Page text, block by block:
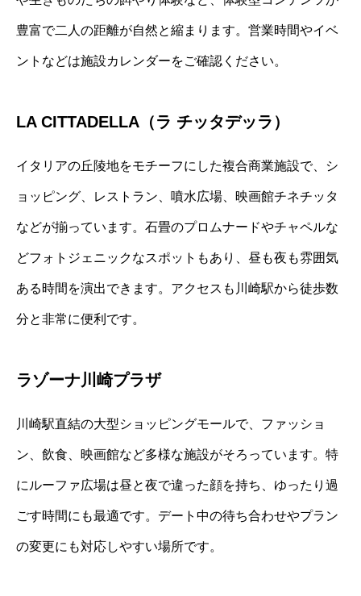
豊富で二人の距離が自然と縮まります。営業時間やイベ
ントなどは施設カレンダーをご確認ください。
LA CITTADELLA（ラ チッタデッラ）
イタリアの丘陵地をモチーフにした複合商業施設で、シ
ョッピング、レストラン、噴水広場、映画館チネチッタ
などが揃っています。石畳のプロムナードやチャペルな
どフォトジェニックなスポットもあり、昼も夜も雰囲気
ある時間を演出できます。アクセスも川崎駅から徒歩数
分と非常に便利です。
ラゾーナ川崎プラザ
川崎駅直結の大型ショッピングモールで、ファッショ
ン、飲食、映画館など多様な施設がそろっています。特
にルーファ広場は昼と夜で違った顔を持ち、ゆったり過
ごす時間にも最適です。デート中の待ち合わせやプラン
の変更にも対応しやすい場所です。